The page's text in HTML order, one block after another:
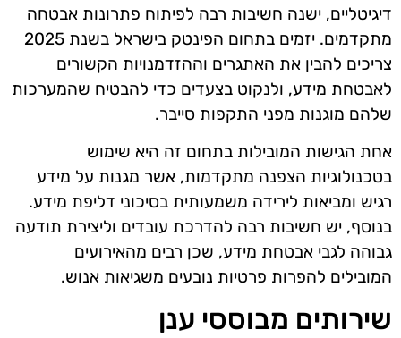
דיגיטליים, ישנה חשיבות רבה לפיתוח פתרונות אבטחה
מתקדמים. יזמים בתחום הפינטק בישראל בשנת 2025
צריכים להבין את האתגרים וההזדמנויות הקשורים
לאבטחת מידע, ולנקוט בצעדים כדי להבטיח שהמערכות
שלהם מוגנות מפני התקפות סייבר.
אחת הגישות המובילות בתחום זה היא שימוש
בטכנולוגיות הצפנה מתקדמות, אשר מגנות על מידע
רגיש ומביאות לירידה משמעותית בסיכוני דליפת מידע.
בנוסף, יש חשיבות רבה להדרכת עובדים וליצירת תודעה
גבוהה לגבי אבטחת מידע, שכן רבים מהאירועים
המובילים להפרות פרטיות נובעים משגיאות אנוש.
שירותים מבוססי ענן